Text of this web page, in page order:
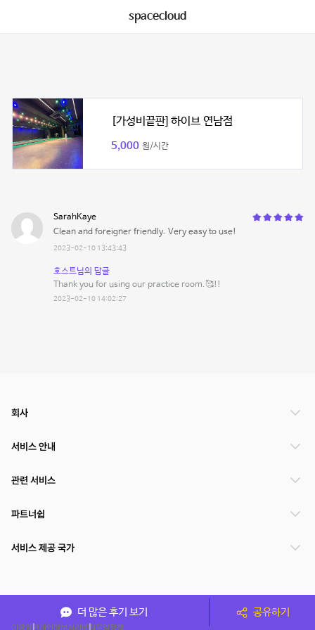
spacecloud
[가성비끝판] 하이브 연남점
5,000 원/시간
SarahKaye
Clean and foreigner friendly. Very easy to use!
2023-02-10 13:43:43
호스트님의 답글
Thank you for using our practice room.🥰!!
2023-02-10 14:02:27
더 많은 후기 보기 공유하기
회사
서비스 안내
관련 서비스
파트너쉽
서비스 제공 국가
이용약관개인정보처리방침운영정책